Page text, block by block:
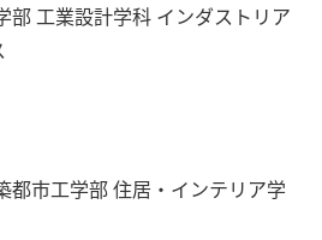
部 工業設計学科 インダストリア
都市工学部 住居・インテリア学